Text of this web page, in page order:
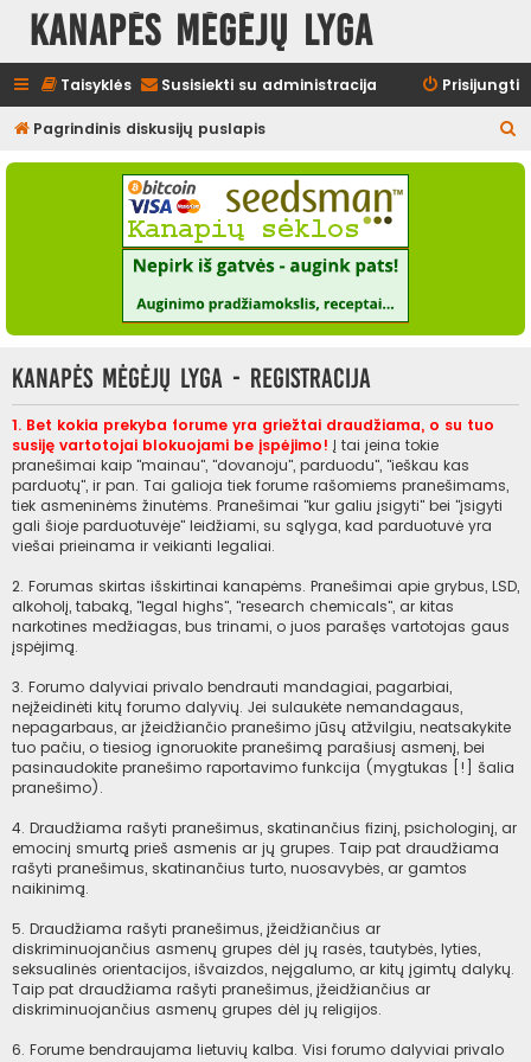
Kanapės mėgėjų lyga
Taisyklės Susisiekti su administracija Prisijungti
Pagrindinis diskusijų puslapis
e
Kanapės mėgėjų lyga - Registracija
1. Bet kokia prekyba forume yra griežtai draudžiama, o su tuo
susiję vartotojai blokuojami be įspėjimo! Į tai įeina tokie
pranešimai kaip "mainau", "dovanoju", parduodu", "ieškau kas
parduotų", ir pan. Tai galioja tiek forume rašomiems pranešimams,
tiek asmeninėms žinutėms. Pranešimai "kur galiu įsigyti" bei "įsigyti
gali šioje parduotuvėje" leidžiami, su sąlyga, kad parduotuvė yra
viešai prieinama ir veikianti legaliai.
2. Forumas skirtas išskirtinai kanapėms. Pranešimai apie grybus, LSD,
alkoholį, tabaką, "legal highs", "research chemicals", ar kitas
narkotines medžiagas, bus trinami, o juos parašęs vartotojas gaus
įspėjimą.
3. Forumo dalyviai privalo bendrauti mandagiai, pagarbiai,
neįžeidinėti kitų forumo dalyvių. Jei sulaukėte nemandagaus,
nepagarbaus, ar įžeidžiančio pranešimo jūsų atžvilgiu, neatsakykite
tuo pačiu, o tiesiog ignoruokite pranešimą parašiusį asmenį, bei
pasinaudokite pranešimo raportavimo funkcija (mygtukas [!] šalia
pranešimo).
4. Draudžiama rašyti pranešimus, skatinančius fizinį, psichologinį, ar
emocinį smurtą prieš asmenis ar jų grupes. Taip pat draudžiama
rašyti pranešimus, skatinančius turto, nuosavybės, ar gamtos
naikinimą.
5. Draudžiama rašyti pranešimus, įžeidžiančius ar
diskriminuojančius asmenų grupes dėl jų rasės, tautybės, lyties,
seksualinės orientacijos, išvaizdos, neįgalumo, ar kitų įgimtų dalykų.
Taip pat draudžiama rašyti pranešimus, įžeidžiančius ar
diskriminuojančius asmenų grupes dėl jų religijos.
6. Forume bendraujama lietuvių kalba. Visi forumo dalyviai privalo